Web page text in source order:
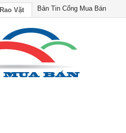
Rao Vặt Bản Tin Cổng Mua Bán